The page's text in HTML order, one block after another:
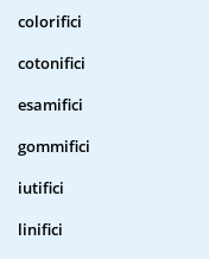
colorifici
cotonifici
esamifici
gommifici
iutifici
linifici